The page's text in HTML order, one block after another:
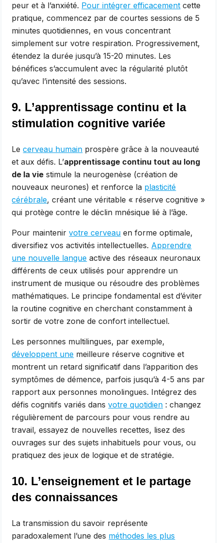
peur et à l’anxiété. Pour intégrer efficacement cette
pratique, commencez par de courtes sessions de 5
minutes quotidiennes, en vous concentrant
simplement sur votre respiration. Progressivement,
étendez la durée jusqu’à 15-20 minutes. Les
bénéfices s’accumulent avec la régularité plutôt
qu’avec l’intensité des sessions.
9. L’apprentissage continu et la
stimulation cognitive variée
Lecerveau humain prospère grâce à la nouveauté
et aux défis. L’apprentissage continu tout au long
de la vie stimule la neurogenèse (création de
nouveaux neurones) et renforce la plasticité
cérébrale, créant une véritable « réserve cognitive »
qui protège contre le déclin mnésique lié à l’âge.
Pour maintenirvotre cerveau en forme optimale,
diversifiez vos activités intellectuelles. Apprendre
une nouvelle langue active des réseaux neuronaux
différents de ceux utilisés pour apprendre un
instrument de musique ou résoudre des problèmes
mathématiques. Le principe fondamental est d’éviter
la routine cognitive en cherchant constamment à
sortir de votre zone de confort intellectuel.
Les personnes multilingues, par exemple,
développent une meilleure réserve cognitive et
montrent un retard significatif dans l’apparition des
symptômes de démence, parfois jusqu’à 4-5 ans par
rapport aux personnes monolingues. Intégrez des
défis cognitifs variés dansvotre quotidien : changez
régulièrement de parcours pour vous rendre au
travail, essayez de nouvelles recettes, lisez des
ouvrages sur des sujets inhabituels pour vous, ou
pratiquez des jeux de logique et de stratégie.
10. L’enseignement et le partage
des connaissances
La transmission du savoir représente
paradoxalement l’une des méthodes les plus